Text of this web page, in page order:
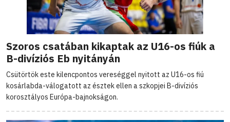
Szoros csatában kikaptak az U16-os fiúk a
B-divíziós Eb nyitányán
Csütörtök este kilencpontos vereséggel nyitott az U16-os fiú
kosárlabda-válogatott az észtek ellen a szkopjei B-divíziós
korosztályos Európa-bajnokságon.